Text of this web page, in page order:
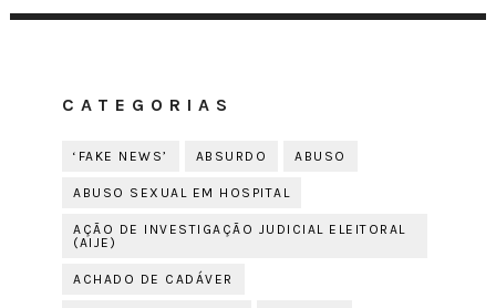
CATEGORIAS
‘FAKE NEWS’ ABSURDO ABUSO
ABUSO SEXUAL EM HOSPITAL
AÇÃO DE INVESTIGAÇÃO JUDICIAL ELEITORAL
(AIJE)
ACHADO DE CADÁVER